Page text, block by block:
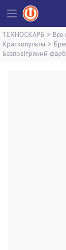
ТЕХНОСКАРБ > Все
Краскопульты >